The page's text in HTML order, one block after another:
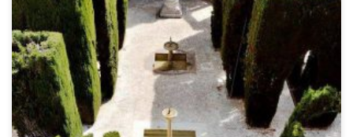
El sur siempre sienta bien, y en esta ocasión proponemos una
escapada a Granada y Málaga. Granada es de sobra conocida por
su Alhambra (si no la ha visitado aún, no sé a qué espera…) y por
su rico legado árabe, pero, aparte de ello, tiene otros muchos
lugares de […]